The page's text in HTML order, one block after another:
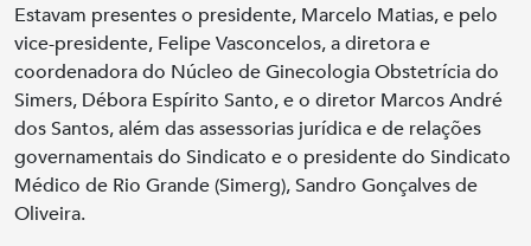
Estavam presentes o presidente, Marcelo Matias, e pelo
vice-presidente, Felipe Vasconcelos, a diretora e
coordenadora do Núcleo de Ginecologia Obstetrícia do
Simers, Débora Espírito Santo, e o diretor Marcos André
dos Santos, além das assessorias jurídica e de relações
governamentais do Sindicato e o presidente do Sindicato
Médico de Rio Grande (Simerg), Sandro Gonçalves de
Oliveira.